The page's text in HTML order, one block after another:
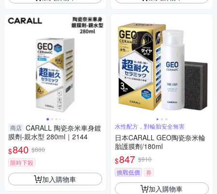
商店 CARALL 陶瓷奈米車身鍍
膜劑-親水型 280ml｜2144
$840 $880
限時下殺
加入購物車
水性配方，對輪胎安全無害
日本CARALL GEO陶瓷奈米輪
胎護膜劑/180ml
$847 $910
挑戰低價
券
加入購物車